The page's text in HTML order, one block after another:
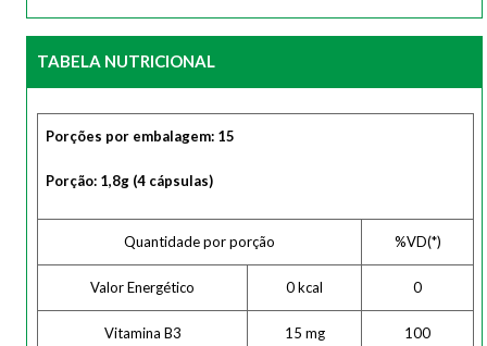
TABELA NUTRICIONAL
Porções por embalagem: 15
Porção: 1,8g (4 cápsulas)
Quantidade por porção %VD(*)
Valor Energético 0 kcal 0
Vitamina B3 15 mg 100